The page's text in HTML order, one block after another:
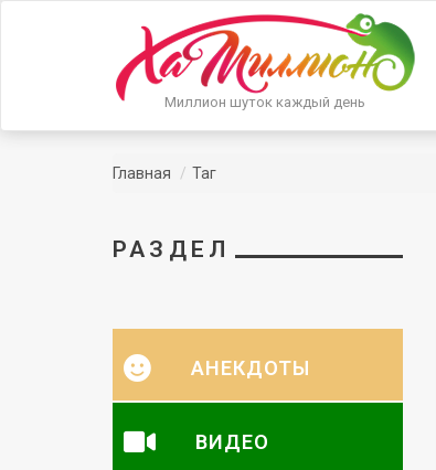
Миллион шуток каждый день
Главная Таг
РАЗДЕЛ
АНЕКДОТЫ
ВИДЕО